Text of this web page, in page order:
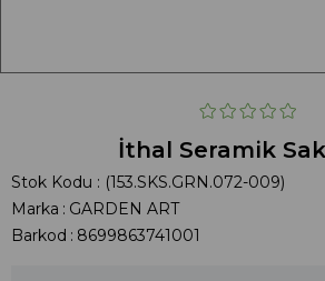
İthal Seramik
Stok Kodu
(153.SKS.GRN.072-009)
Marka : GARDEN ART
Barkod : 8699863741001